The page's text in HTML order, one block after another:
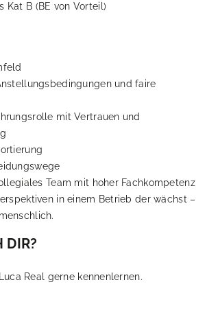
Kat B (BE von Vorteil)
und faire
mit Vertrauen und
Team mit hoher Fachkompetenz
in einem Betrieb der wächst –
DIR?
Real gerne kennenlernen.